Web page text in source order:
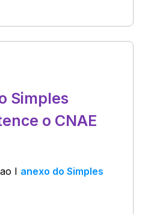
Simples
o CNAE
I anexo do Simples